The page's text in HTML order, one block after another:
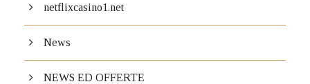
netflixcasino1.net
News
NEWS ED OFFERTE